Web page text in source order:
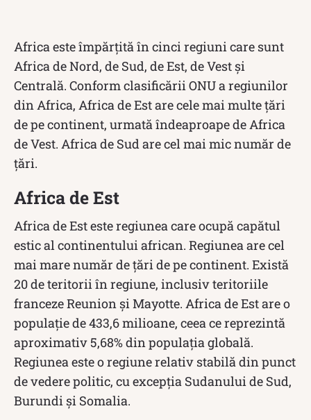
Africa este împărțită în cinci regiuni care sunt
Africa de Nord, de Sud, de Est, de Vest și
Centrală. Conform clasificării ONU a regiunilor
din Africa, Africa de Est are cele mai multe țări
de pe continent, urmată îndeaproape de Africa
de Vest. Africa de Sud are cel mai mic număr de
țări.
Africa de Est
Africa de Est este regiunea care ocupă capătul
estic al continentului african. Regiunea are cel
mai mare număr de țări de pe continent. Există
20 de teritorii în regiune, inclusiv teritoriile
franceze Reunion și Mayotte. Africa de Est are o
populație de 433,6 milioane, ceea ce reprezintă
aproximativ 5,68% din populația globală.
Regiunea este o regiune relativ stabilă din punct
de vedere politic, cu excepția Sudanului de Sud,
Burundi și Somalia.